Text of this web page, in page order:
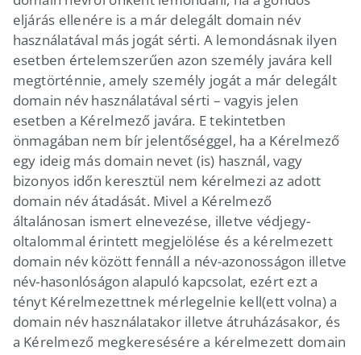
eljárás ellenére is a már delegált domain név
használatával más jogát sérti. A lemondásnak ilyen
esetben értelemszerűen azon személy javára kell
megtörténnie, amely személy jogát a már delegált
domain név használatával sérti – vagyis jelen
esetben a Kérelmező javára. E tekintetben
önmagában nem bír jelentőséggel, ha a Kérelmező
egy ideig más domain nevet (is) használ, vagy
bizonyos időn keresztül nem kérelmezi az adott
domain név átadását. Mivel a Kérelmező
általánosan ismert elnevezése, illetve védjegy-
oltalommal érintett megjelölése és a kérelmezett
domain név között fennáll a név-azonosságon illetve
név-hasonlóságon alapuló kapcsolat, ezért ezt a
tényt Kérelmezettnek mérlegelnie kell(ett volna) a
domain név használatakor illetve átruházásakor, és
a Kérelmező megkeresésére a kérelmezett domain